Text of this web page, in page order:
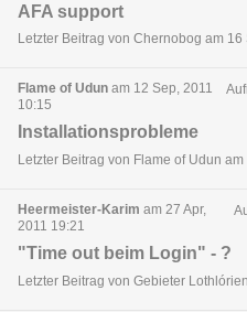
AFA support
Letzter Beitrag von Chernobog am 16
Flame of Udun am 12 Sep, 2011
10:15
Installationsprobleme
Letzter Beitrag von Flame of Udun
Heermeister-Karim am 27 Apr,
2011 19:21
"Time out beim Login" - ?
Letzter Beitrag von Gebieter